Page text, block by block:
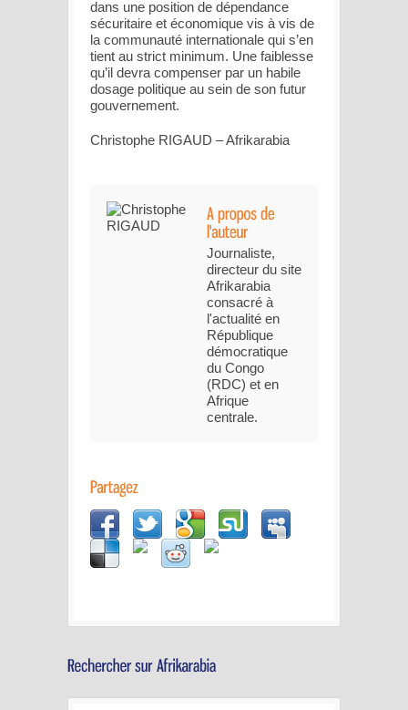
dans une position de dépendance
sécuritaire et économique vis à vis de
la communauté internationale qui s’en
tient au strict minimum. Une faiblesse
qu’il devra compenser par un habile
dosage politique au sein de son futur
gouvernement.
Christophe RIGAUD – Afrikarabia
Journaliste,
directeur du site
Afrikarabia
consacré à
l'actualité en
République
démocratique
du Congo
(RDC) et en
Afrique
centrale.